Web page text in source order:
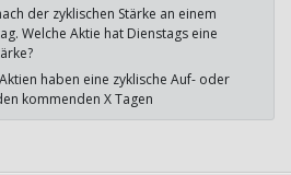
der zyklischen Stärke an einem
Welche Aktie hat Dienstags eine
haben eine zyklische Auf- oder
kommenden X Tagen